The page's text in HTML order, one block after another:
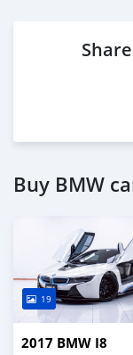
Buy BMW
19
2017 BMW I8